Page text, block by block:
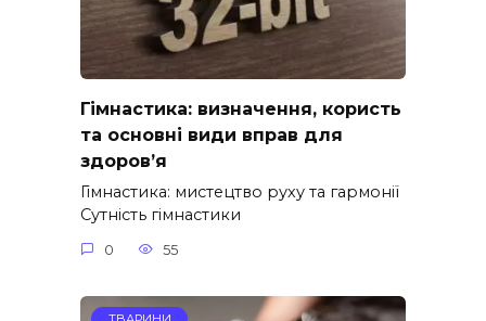
Гімнастика: визначення, користь
та основні види вправ для
здоров’я
Гімнастика: мистецтво руху та гармонії
Сутність гімнастики
0 55